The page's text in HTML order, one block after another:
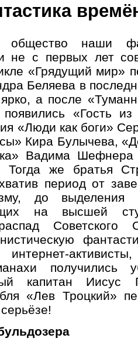
общество наши
не с первых лет
«Грядущий мир»
Беляева в
а после
«Гость из
«Люди как боги»
Кира Булычева,
Вадима Шефнера
Тогда же братья
период от
до выделения
на высшей
Советского
интернет-
получились
капитан Иисус
«Лев Троцкий»